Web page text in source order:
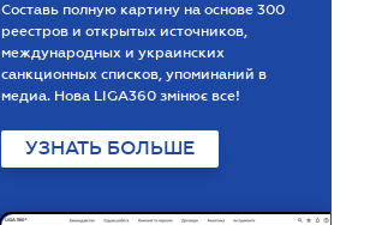
Составь полную картину на основе 300
реестров и открытых источников,
международных и украинских
санкционных списков, упоминаний в
медиа. Нова LIGA360 змінює все!
УЗНАТЬ БОЛЬШЕ